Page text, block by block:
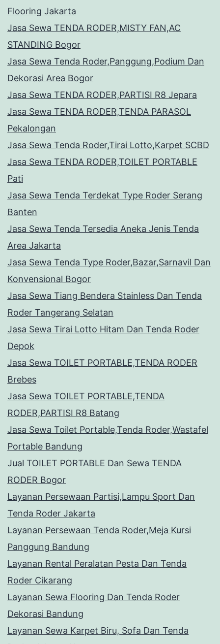
Flooring Jakarta
Jasa Sewa TENDA RODER,MISTY FAN,AC
STANDING Bogor
Jasa Sewa Tenda Roder,Panggung,Podium Dan
Dekorasi Area Bogor
Jasa Sewa TENDA RODER,PARTISI R8 Jepara
Jasa Sewa TENDA RODER,TENDA PARASOL
Pekalongan
Jasa Sewa Tenda Roder,Tirai Lotto,Karpet SCBD
Jasa Sewa TENDA RODER,TOILET PORTABLE
Pati
Jasa Sewa Tenda Terdekat Type Roder Serang
Banten
Jasa Sewa Tenda Tersedia Aneka Jenis Tenda
Area Jakarta
Jasa Sewa Tenda Type Roder,Bazar,Sarnavil Dan
Konvensional Bogor
Jasa Sewa Tiang Bendera Stainless Dan Tenda
Roder Tangerang Selatan
Jasa Sewa Tirai Lotto Hitam Dan Tenda Roder
Depok
Jasa Sewa TOILET PORTABLE,TENDA RODER
Brebes
Jasa Sewa TOILET PORTABLE,TENDA
RODER,PARTISI R8 Batang
Jasa Sewa Toilet Portable,Tenda Roder,Wastafel
Portable Bandung
Jual TOILET PORTABLE Dan Sewa TENDA
RODER Bogor
Layanan Persewaan Partisi,Lampu Sport Dan
Tenda Roder Jakarta
Layanan Persewaan Tenda Roder,Meja Kursi
Panggung Bandung
Layanan Rental Peralatan Pesta Dan Tenda
Roder Cikarang
Layanan Sewa Flooring Dan Tenda Roder
Dekorasi Bandung
Layanan Sewa Karpet Biru, Sofa Dan Tenda